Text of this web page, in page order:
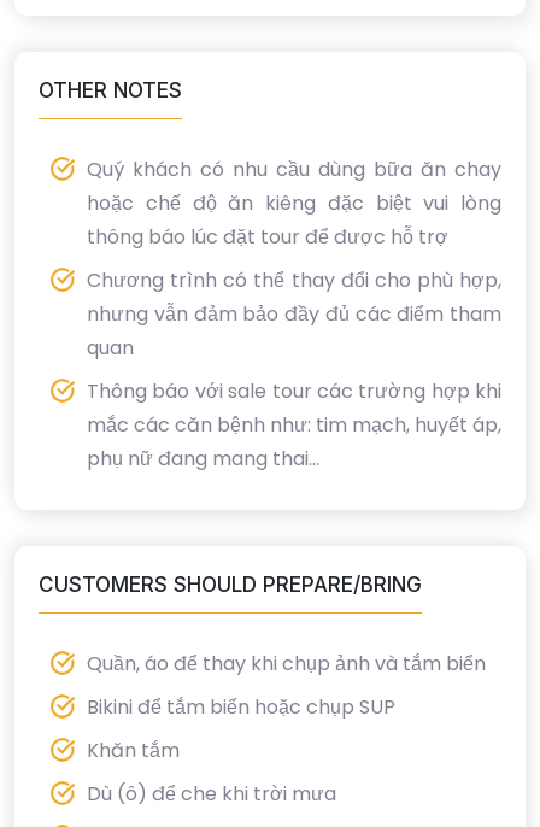
OTHER NOTES
Quý khách có nhu cầu dùng bữa ăn chay
hoặc chế độ ăn kiêng đặc biệt vui lòng
thông báo lúc đặt tour để được hỗ trợ
Chương trình có thể thay đổi cho phù hợp,
nhưng vẫn đảm bảo đầy đủ các điểm tham
quan
Thông báo với sale tour các trường hợp khi
mắc các căn bệnh như: tim mạch, huyết áp,
phụ nữ đang mang thai...
CUSTOMERS SHOULD PREPARE/BRING
Quần, áo để thay khi chụp ảnh và tắm biển
Bikini để tắm biển hoặc chụp SUP
Khăn tắm
Dù (ô) để che khi trời mưa